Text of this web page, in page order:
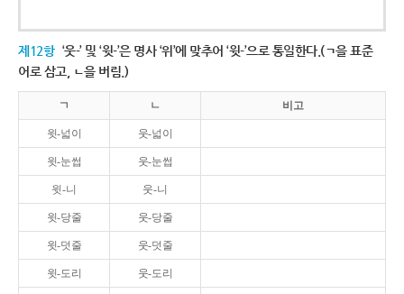
제12항 ‘웃-’ 및 ‘윗-’은 명사 ‘위’에 맞추어 ‘윗-’으로 통일한다.(ㄱ을 표준
어로 삼고, ㄴ을 버림.)
ㄱ ㄴ 비고
윗-넓이 웃-넓이
윗-눈썹 웃-눈썹
윗-니 웃-니
윗-당줄 웃-당줄
윗-덧줄 웃-덧줄
윗-도리 웃-도리